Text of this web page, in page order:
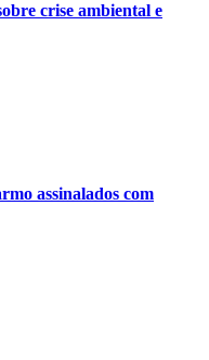
crise ambiental e
assinalados com